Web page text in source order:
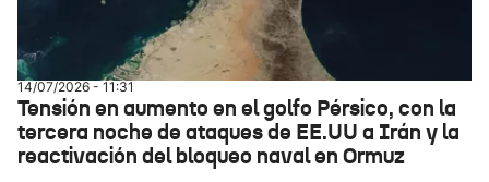
14/07/2026 - 11:31
Tensión en aumento en el golfo Pérsico, con la
tercera noche de ataques de EE.UU a Irán y la
reactivación del bloqueo naval en Ormuz